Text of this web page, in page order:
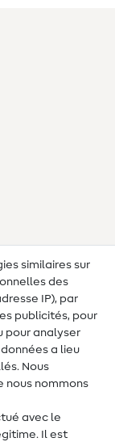
similaires sur
des
IP), par
publicités, pour
pour analyser
a lieu
Nous
nous nommons
avec le
Il est